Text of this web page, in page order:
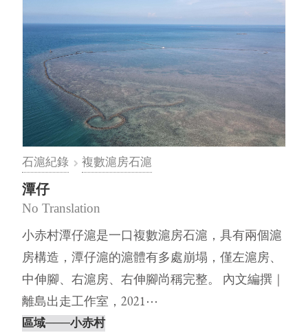
石滬紀錄 複數滬房石滬
潭仔
No Translation
小赤村潭仔滬是一口複數滬房石滬，具有兩個滬
房構造，潭仔滬的滬體有多處崩塌，僅左滬房、
中伸腳、右滬房、右伸腳尚稱完整。 內文編撰｜
離島出走工作室，2021⋯
區域───小赤村